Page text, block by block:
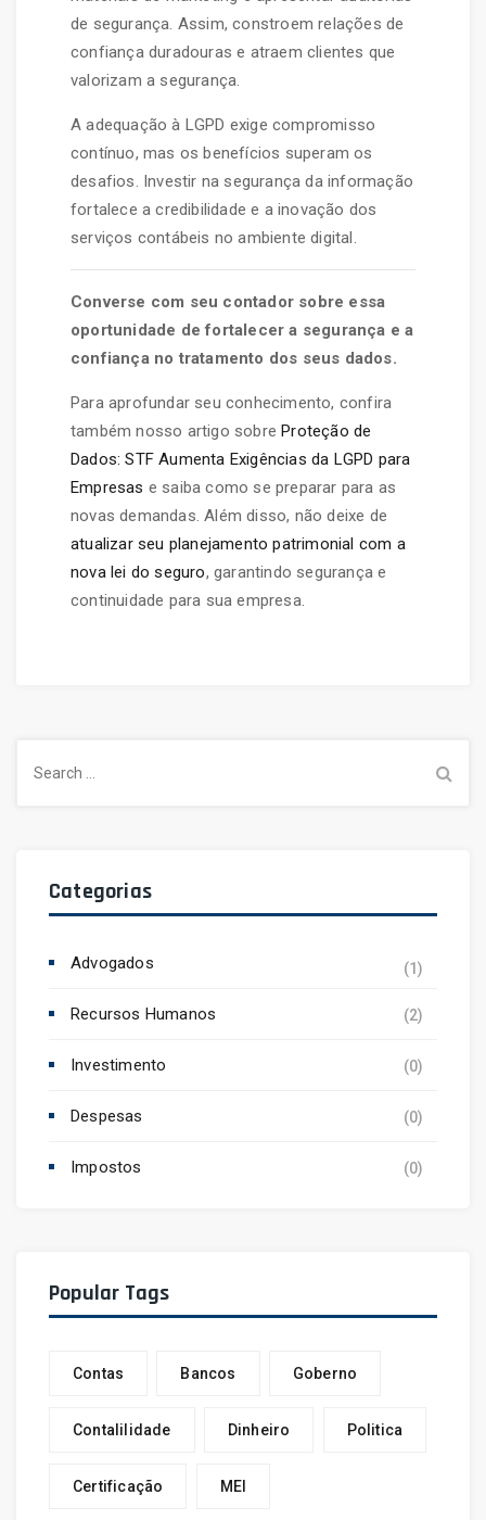
de segurança. Assim, constroem relações de
confiança duradouras e atraem clientes que
valorizam a segurança.
A adequação à LGPD exige compromisso
contínuo, mas os benefícios superam os
desafios. Investir na segurança da informação
fortalece a credibilidade e a inovação dos
serviços contábeis no ambiente digital.
Converse com seu contador sobre essa
oportunidade de fortalecer a segurança e a
confiança no tratamento dos seus dados.
Para aprofundar seu conhecimento, confira
também nosso artigo sobreProteção de
Dados: STF Aumenta Exigências da LGPD para
Empresas e saiba como se preparar para as
novas demandas. Além disso, não deixe de
atualizar seu planejamento patrimonial com a
nova lei do seguro, garantindo segurança e
continuidade para sua empresa.
for:
Categorias
Advogados (1)
Recursos Humanos (2)
Investimento (0)
Despesas (0)
Impostos (0)
Popular Tags
Contas Bancos Goberno
Contalilidade Dinheiro Politica
Certificação MEI